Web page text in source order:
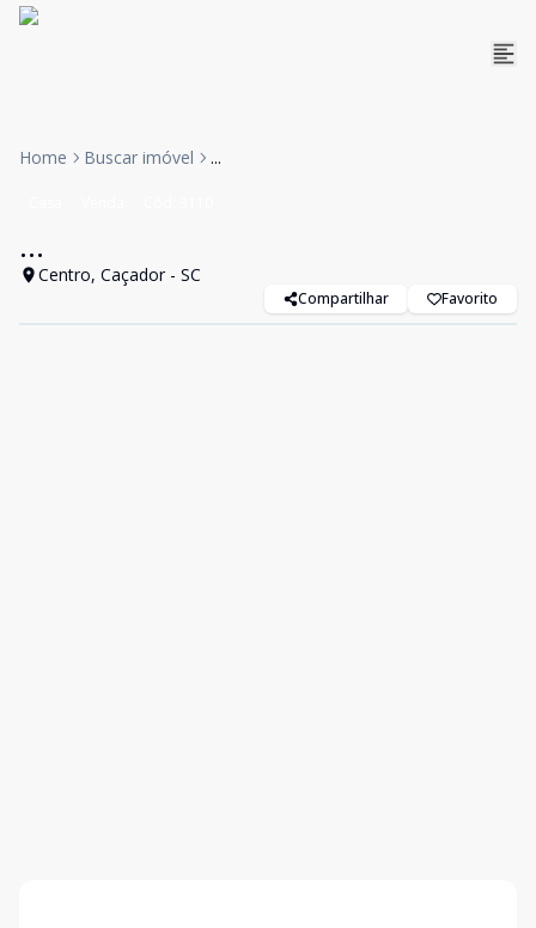
Home Buscar imóvel ...
...
Centro, Caçador - SC
Compartilhar Favorito